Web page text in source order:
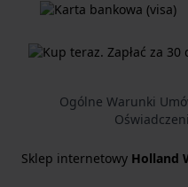
Ogólne Warunki
Sklep internetowy Holland